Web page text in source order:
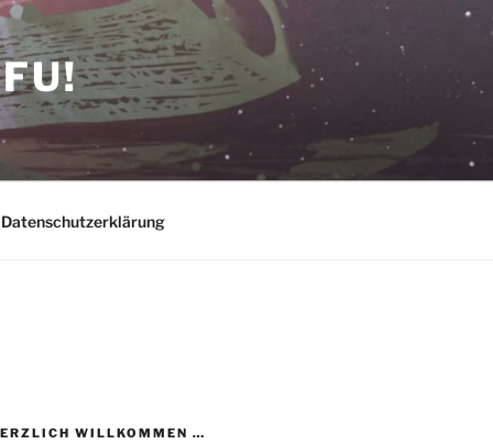
Datenschutzerklärung
WILLKOMMEN …